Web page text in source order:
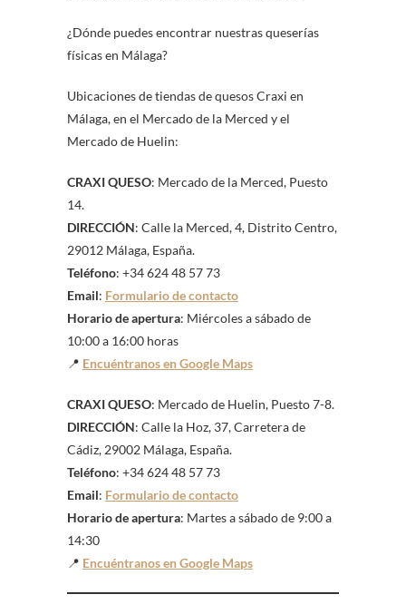
¿Dónde puedes encontrar nuestras queserías
físicas en Málaga?
Ubicaciones de tiendas de quesos Craxi en
Málaga, en el Mercado de la Merced y el
Mercado de Huelin:
CRAXI QUESO: Mercado de la Merced, Puesto
14.
DIRECCIÓN: Calle la Merced, 4, Distrito Centro,
29012 Málaga, España.
Teléfono: +34 624 48 57 73
Email: Formulario de contacto
Horario de apertura: Miércoles a sábado de
10:00 a 16:00 horas
📍 Encuéntranos en Google Maps
CRAXI QUESO: Mercado de Huelin, Puesto 7-8.
DIRECCIÓN: Calle la Hoz, 37, Carretera de
Cádiz, 29002 Málaga, España.
Teléfono: +34 624 48 57 73
Email: Formulario de contacto
Horario de apertura: Martes a sábado de 9:00 a
14:30
📍 Encuéntranos en Google Maps